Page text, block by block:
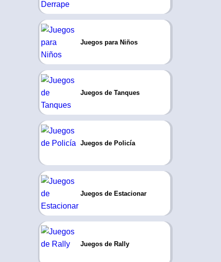
Juegos para Niños
Juegos de Tanques
Juegos de Policía
Juegos de Estacionar
Juegos de Rally